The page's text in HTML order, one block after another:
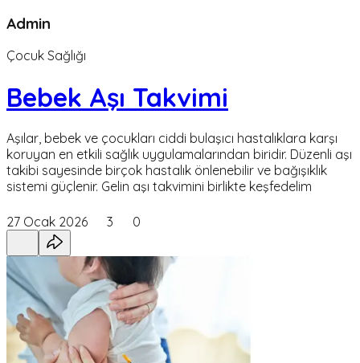
Admin
Çocuk Sağlığı
Bebek Aşı Takvimi
Aşılar, bebek ve çocukları ciddi bulaşıcı hastalıklara karşı
koruyan en etkili sağlık uygulamalarından biridir. Düzenli aşı
takibi sayesinde birçok hastalık önlenebilir ve bağışıklık
sistemi güçlenir. Gelin aşı takvimini birlikte keşfedelim
27 Ocak 2026 3 0